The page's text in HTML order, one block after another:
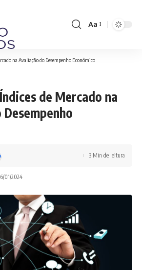
Font
Aa
na Avaliação do Desempenho Econômico
de Mercado na
01/2024
3 Min de leitura